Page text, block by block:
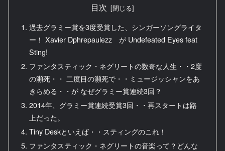
目次
過去グラミー賞を3度受賞した、シンガーソングライタ
ー！ Xavier Dphrepaulezz が Undefeated Eyes feat
Sting!
ファンタスティック・ネグリートの数奇な人生・・2度
の瀕死・・ 二度目の瀕死で・・ミュージッシャンをあ
きらめる・・が なぜグラミー賞連続3回？
2014年、グラミー賞連続受賞3回・・再スタートは路
上だった。
Tiny Deskといえば・・スティングのこれ！
ファンタスティック・ネグリートの音楽って？どんな